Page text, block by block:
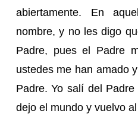
abiertamente. En
nombre, y no les digo
Padre, pues el Padre
ustedes me han amado
Padre. Yo salí del
dejo el mundo y vuelvo al